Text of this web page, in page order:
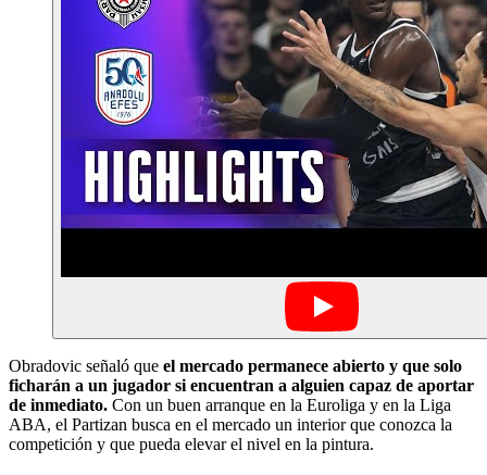
Obradovic señaló que el mercado permanece abierto y que solo
ficharán a un jugador si encuentran a alguien capaz de aportar
de inmediato. Con un buen arranque en la Euroliga y en la Liga
ABA, el Partizan busca en el mercado un interior que conozca la
competición y que pueda elevar el nivel en la pintura.